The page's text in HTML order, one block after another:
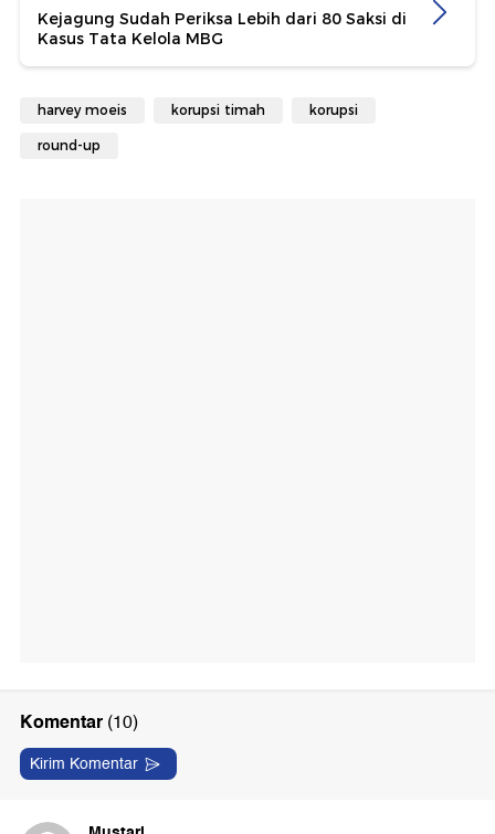
Kejagung Sudah Periksa Lebih dari 80 Saksi di
Kasus Tata Kelola MBG
harvey moeis korupsi timah korupsi
round-up